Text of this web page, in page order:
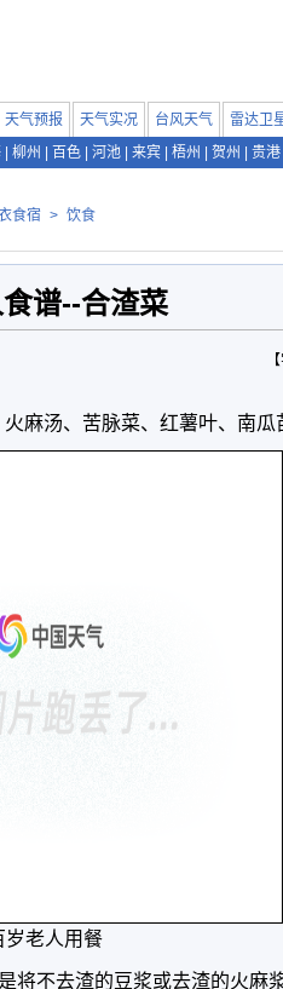
天气预报 天气实况 台风天气 雷达卫
柳州 百色 河池 来宾 梧州 贺州 贵港
食宿 > 饮食
谱--合渣菜
火麻汤、苦脉菜、红薯叶、南瓜
岁老人用餐
将不去渣的豆浆或去渣的火麻